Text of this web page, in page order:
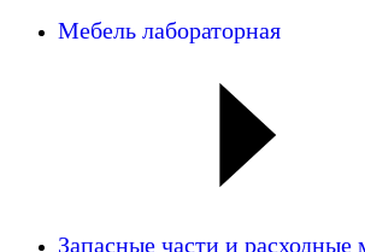
Мебель лабораторная
Запасные части и расходные